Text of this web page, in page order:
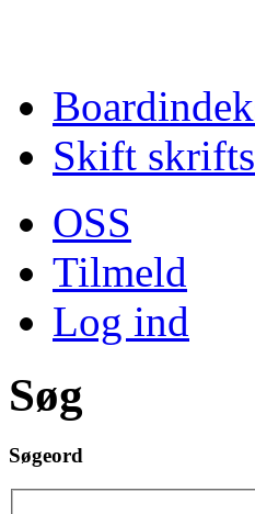
Skift
OSS
Tilmeld
Log ind
Søg
Søgeord